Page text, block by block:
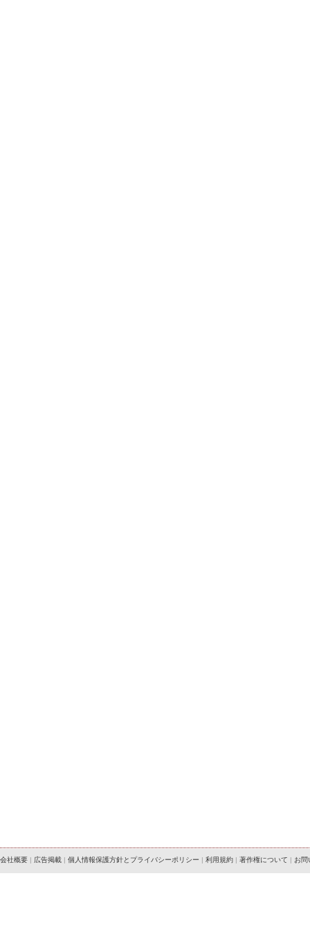
会社概要 | 広告掲載 | 個人情報保護方針とプライバシーポリシー | 利用規約 | 著作権について | お問